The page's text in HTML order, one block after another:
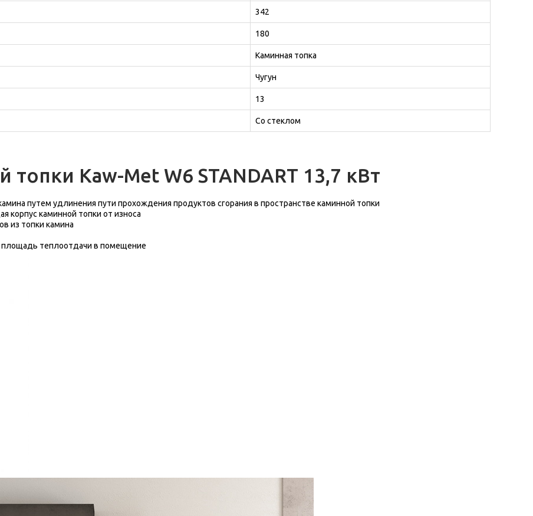
342
180
Каминная топка
Чугун
13
Со стеклом
Kaw-Met W6 STANDART 13,7 кВт
путем удлинения пути прохождения продуктов сгорания в пространстве каминной топки
корпус каминной топки от износа
из топки камина
теплоотдачи в помещение